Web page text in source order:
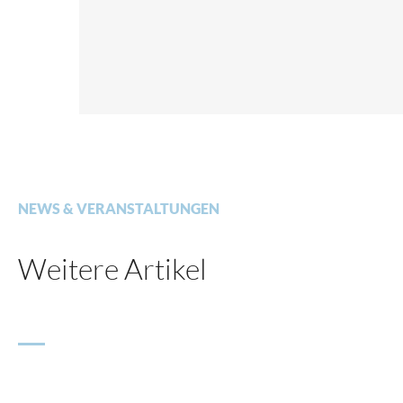
NEWS & VERANSTALTUNGEN
Weitere Artikel